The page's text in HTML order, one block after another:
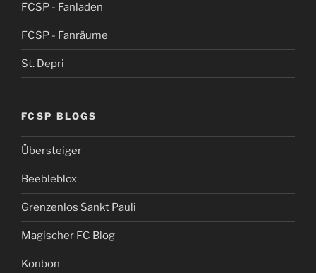
FCSP - Fanladen
FCSP - Fanräume
St. Depri
FCSP BLOGS
Übersteiger
Beebleblox
Grenzenlos Sankt Pauli
Magischer FC Blog
Konbon